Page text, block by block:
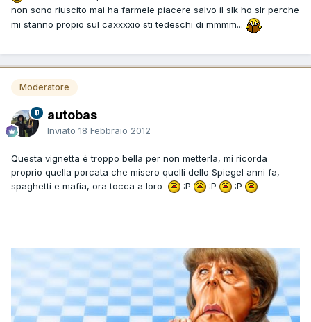
non sono riuscito mai ha farmele piacere salvo il slk ho slr perche
mi stanno propio sul caxxxxio sti tedeschi di mmmm...
Moderatore
autobas
Inviato 18 Febbraio 2012
Questa vignetta è troppo bella per non metterla, mi ricorda
proprio quella porcata che misero quelli dello Spiegel anni fa,
spaghetti e mafia, ora tocca a loro
:P :P :P